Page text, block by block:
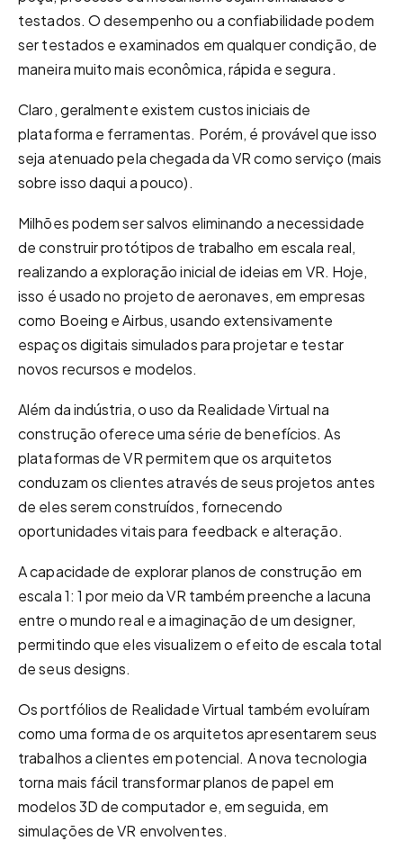
testados. O desempenho ou a confiabilidade podem
ser testados e examinados em qualquer condição, de
maneira muito mais econômica, rápida e segura.
Claro, geralmente existem custos iniciais de
plataforma e ferramentas. Porém, é provável que isso
seja atenuado pela chegada da VR como serviço (mais
sobre isso daqui a pouco).
Milhões podem ser salvos eliminando a necessidade
de construir protótipos de trabalho em escala real,
realizando a exploração inicial de ideias em VR. Hoje,
isso é usado no projeto de aeronaves, em empresas
como Boeing e Airbus, usando extensivamente
espaços digitais simulados para projetar e testar
novos recursos e modelos.
Além da indústria, o uso da Realidade Virtual na
construção oferece uma série de benefícios. As
plataformas de VR permitem que os arquitetos
conduzam os clientes através de seus projetos antes
de eles serem construídos, fornecendo
oportunidades vitais para feedback e alteração.
A capacidade de explorar planos de construção em
escala 1: 1 por meio da VR também preenche a lacuna
entre o mundo real e a imaginação de um designer,
permitindo que eles visualizem o efeito de escala total
de seus designs.
Os portfólios de Realidade Virtual também evoluíram
como uma forma de os arquitetos apresentarem seus
trabalhos a clientes em potencial. A nova tecnologia
torna mais fácil transformar planos de papel em
modelos 3D de computador e, em seguida, em
simulações de VR envolventes.